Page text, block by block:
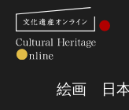
絵画 日